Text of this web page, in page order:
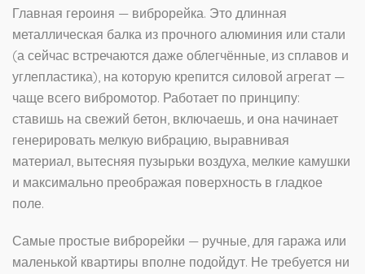
Главная героиня — виброрейка. Это длинная
металлическая балка из прочного алюминия или стали
(а сейчас встречаются даже облегчённые, из сплавов и
углепластика), на которую крепится силовой агрегат —
чаще всего вибромотор. Работает по принципу:
ставишь на свежий бетон, включаешь, и она начинает
генерировать мелкую вибрацию, выравнивая
материал, вытесняя пузырьки воздуха, мелкие камушки
и максимально преображая поверхность в гладкое
поле.
Самые простые виброрейки — ручные, для гаража или
маленькой квартиры вполне подойдут. Не требуется ни